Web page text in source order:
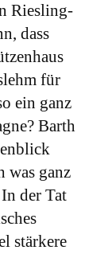
Riesling-
dass
für
ein ganz
Barth
was ganz
der Tat
stärkere